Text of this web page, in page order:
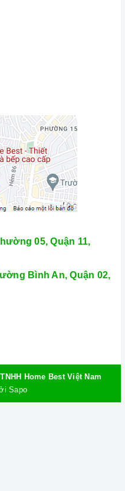
05, Quận 11,
Bình An, Quận 02,
Home Best Việt Nam
Sapo